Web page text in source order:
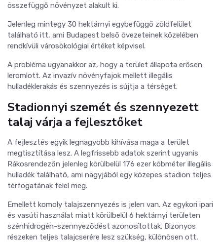
összefüggő növényzet alakult ki.
Jelenleg mintegy 30 hektárnyi egybefüggő zöldfelület
található itt, ami Budapest belső övezeteinek közelében
rendkívüli városökológiai értéket képvisel.
A probléma ugyanakkor az, hogy a terület állapota erősen
leromlott. Az invazív növényfajok mellett illegális
hulladéklerakás és szennyezés is sújtja a térséget.
Stadionnyi szemét és szennyezett
talaj várja a fejlesztőket
A fejlesztés egyik legnagyobb kihívása maga a terület
megtisztítása lesz. A legfrissebb adatok szerint ugyanis
Rákosrendezőn jelenleg körülbelül 176 ezer köbméter illegális
hulladék található, ami nagyjából egy közepes stadion teljes
térfogatának felel meg.
Emellett komoly talajszennyezés is jelen van. Az egykori ipari
és vasúti használat miatt körülbelül 6 hektárnyi területen
szénhidrogén-szennyeződést azonosítottak. Bizonyos
részeken teljes talajcserére lesz szükség, különösen ott,